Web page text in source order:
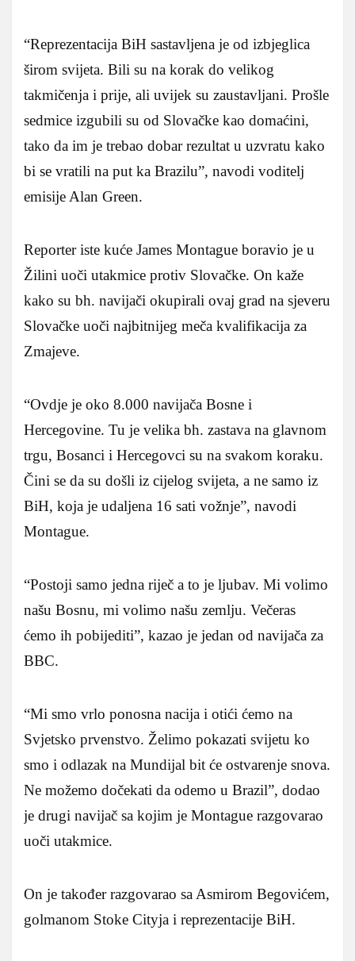
“Reprezentacija BiH sastavljena je od izbjeglica
širom svijeta. Bili su na korak do velikog
takmičenja i prije, ali uvijek su zaustavljani. Prošle
sedmice izgubili su od Slovačke kao domaćini,
tako da im je trebao dobar rezultat u uzvratu kako
bi se vratili na put ka Brazilu”, navodi voditelj
emisije Alan Green.
Reporter iste kuće James Montague boravio je u
Žilini uoči utakmice protiv Slovačke. On kaže
kako su bh. navijači okupirali ovaj grad na sjeveru
Slovačke uoči najbitnijeg meča kvalifikacija za
Zmajeve.
“Ovdje je oko 8.000 navijača Bosne i
Hercegovine. Tu je velika bh. zastava na glavnom
trgu, Bosanci i Hercegovci su na svakom koraku.
Čini se da su došli iz cijelog svijeta, a ne samo iz
BiH, koja je udaljena 16 sati vožnje”, navodi
Montague.
“Postoji samo jedna riječ a to je ljubav. Mi volimo
našu Bosnu, mi volimo našu zemlju. Večeras
ćemo ih pobijediti”, kazao je jedan od navijača za
BBC.
“Mi smo vrlo ponosna nacija i otići ćemo na
Svjetsko prvenstvo. Želimo pokazati svijetu ko
smo i odlazak na Mundijal bit će ostvarenje snova.
Ne možemo dočekati da odemo u Brazil”, dodao
je drugi navijač sa kojim je Montague razgovarao
uoči utakmice.
On je također razgovarao sa Asmirom Begovićem,
golmanom Stoke Cityja i reprezentacije BiH.